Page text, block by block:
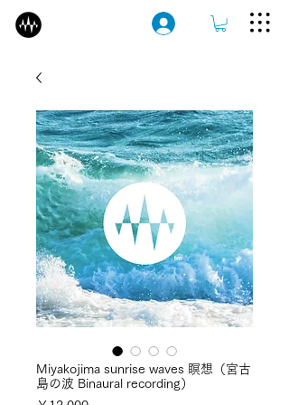
ログイン
Miyakojima sunrise waves 瞑想（宮古
島の波 Binaural recording）